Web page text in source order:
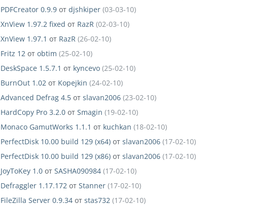
PDFCreator 0.9.9 от djshkiper (03-03-10)
XnView 1.97.2 fixed от RazR (02-03-10)
XnView 1.97.1 от RazR (26-02-10)
Fritz 12 от obtim (25-02-10)
DeskSpace 1.5.7.1 от kyncevo (25-02-10)
BurnOut 1.02 от Kopejkin (24-02-10)
Advanced Defrag 4.5 от slavan2006 (23-02-10)
HardCopy Pro 3.2.0 от Smagin (19-02-10)
Monaco GamutWorks 1.1.1 от kuchkan (18-02-10)
PerfectDisk 10.00 build 129 (x64) от slavan2006 (17-02-10)
PerfectDisk 10.00 build 129 (x86) от slavan2006 (17-02-10)
JoyToKey 1.0 от SASHA090984 (17-02-10)
Defraggler 1.17.172 от Stanner (17-02-10)
FileZilla Server 0.9.34 от stas732 (17-02-10)